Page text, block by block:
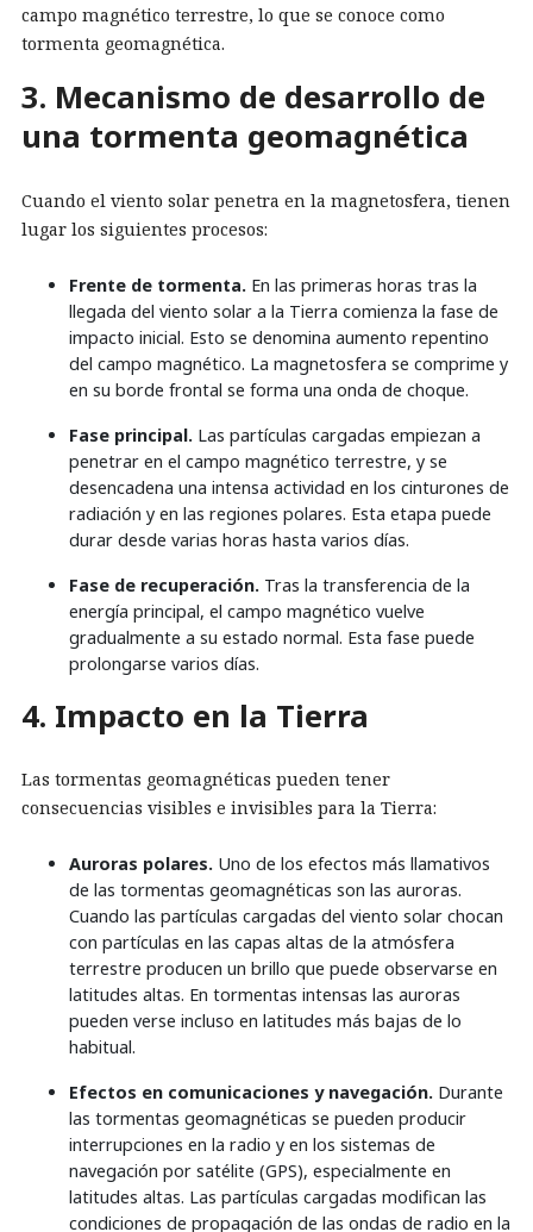
campo magnético terrestre, lo que se conoce como
tormenta geomagnética.
3. Mecanismo de desarrollo de
una tormenta geomagnética
Cuando el viento solar penetra en la magnetosfera, tienen
lugar los siguientes procesos:
Frente de tormenta. En las primeras horas tras la
llegada del viento solar a la Tierra comienza la fase de
impacto inicial. Esto se denomina aumento repentino
del campo magnético. La magnetosfera se comprime y
en su borde frontal se forma una onda de choque.
Fase principal. Las partículas cargadas empiezan a
penetrar en el campo magnético terrestre, y se
desencadena una intensa actividad en los cinturones de
radiación y en las regiones polares. Esta etapa puede
durar desde varias horas hasta varios días.
Fase de recuperación. Tras la transferencia de la
energía principal, el campo magnético vuelve
gradualmente a su estado normal. Esta fase puede
prolongarse varios días.
4. Impacto en la Tierra
Las tormentas geomagnéticas pueden tener
consecuencias visibles e invisibles para la Tierra:
Auroras polares. Uno de los efectos más llamativos
de las tormentas geomagnéticas son las auroras.
Cuando las partículas cargadas del viento solar chocan
con partículas en las capas altas de la atmósfera
terrestre producen un brillo que puede observarse en
latitudes altas. En tormentas intensas las auroras
pueden verse incluso en latitudes más bajas de lo
habitual.
Efectos en comunicaciones y navegación. Durante
las tormentas geomagnéticas se pueden producir
interrupciones en la radio y en los sistemas de
navegación por satélite (GPS), especialmente en
latitudes altas. Las partículas cargadas modifican las
condiciones de propagación de las ondas de radio en la